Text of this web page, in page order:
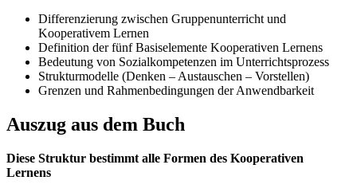
Differenzierung zwischen Gruppenunterricht und
Kooperativem Lernen
Definition der fünf Basiselemente Kooperativen Lernens
Bedeutung von Sozialkompetenzen im Unterrichtsprozess
Strukturmodelle (Denken – Austauschen – Vorstellen)
Grenzen und Rahmenbedingungen der Anwendbarkeit
Auszug aus dem Buch
Diese Struktur bestimmt alle Formen des Kooperativen
Lernens